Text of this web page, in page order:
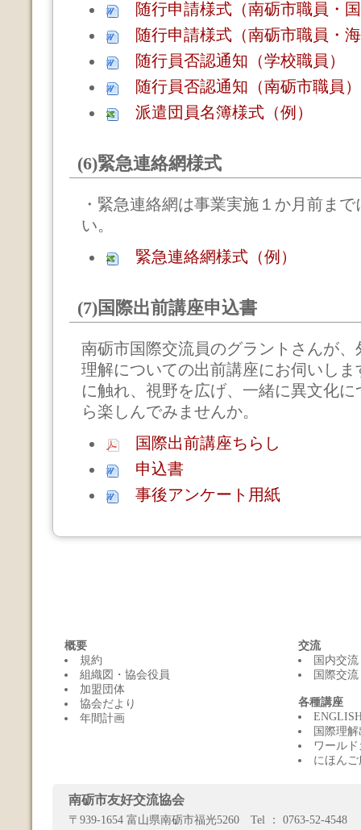
随行申請様式（南砺市職員・
随行申請様式（南砺市職員・
随行員否認通知（学校職員）
随行員否認通知（南砺市職員）
派遣団員名簿様式（例）
(6)緊急連絡網様式
・緊急連絡網は事業実施１か月前ま
い。
緊急連絡網様式（例）
(7)国際出前講座申込書
南砺市国際交流員のグラントさんが、
理解についての出前講座にお伺いしま
に触れ、視野を広げ、一緒に異文化
ら楽しんでみませんか。
国際出前講座ちらし
申込書
事後アンケート用紙
概要
規約
組織図・協会役員
加盟団体
協会だより
年間計画
交流
国内交流
国際交流
各種講座
国際理
ワール
にほん
南砺市友好交流協会
〒939-1654 富山県南砺市福光5260 Tel ： 0763-52-